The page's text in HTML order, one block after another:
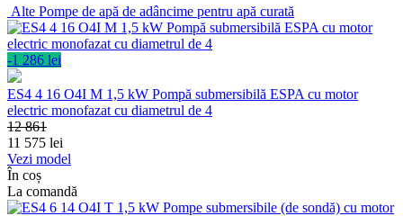
Alte Pompe de apă de adâncime pentru apă curată
-1 286 lei
ES4 4 16 O4I M 1,5 kW Pompă submersibilă ESPA cu motor
electric monofazat cu diametrul de 4
12 861
11 575 lei
Vezi model
În coș
La comandă